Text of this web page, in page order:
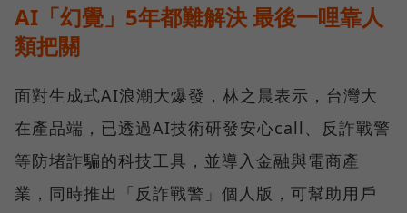
AI「幻覺」5年都難解決 最後一哩靠人
類把關
面對生成式AI浪潮大爆發，林之晨表示，台灣大
在產品端，已透過AI技術研發安心call、反詐戰警
等防堵詐騙的科技工具，並導入金融與電商產
業，同時推出「反詐戰警」個人版，可幫助用戶